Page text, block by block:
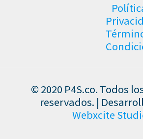
© 2020 P4S.co. Todos
reservados. |
Webxcite